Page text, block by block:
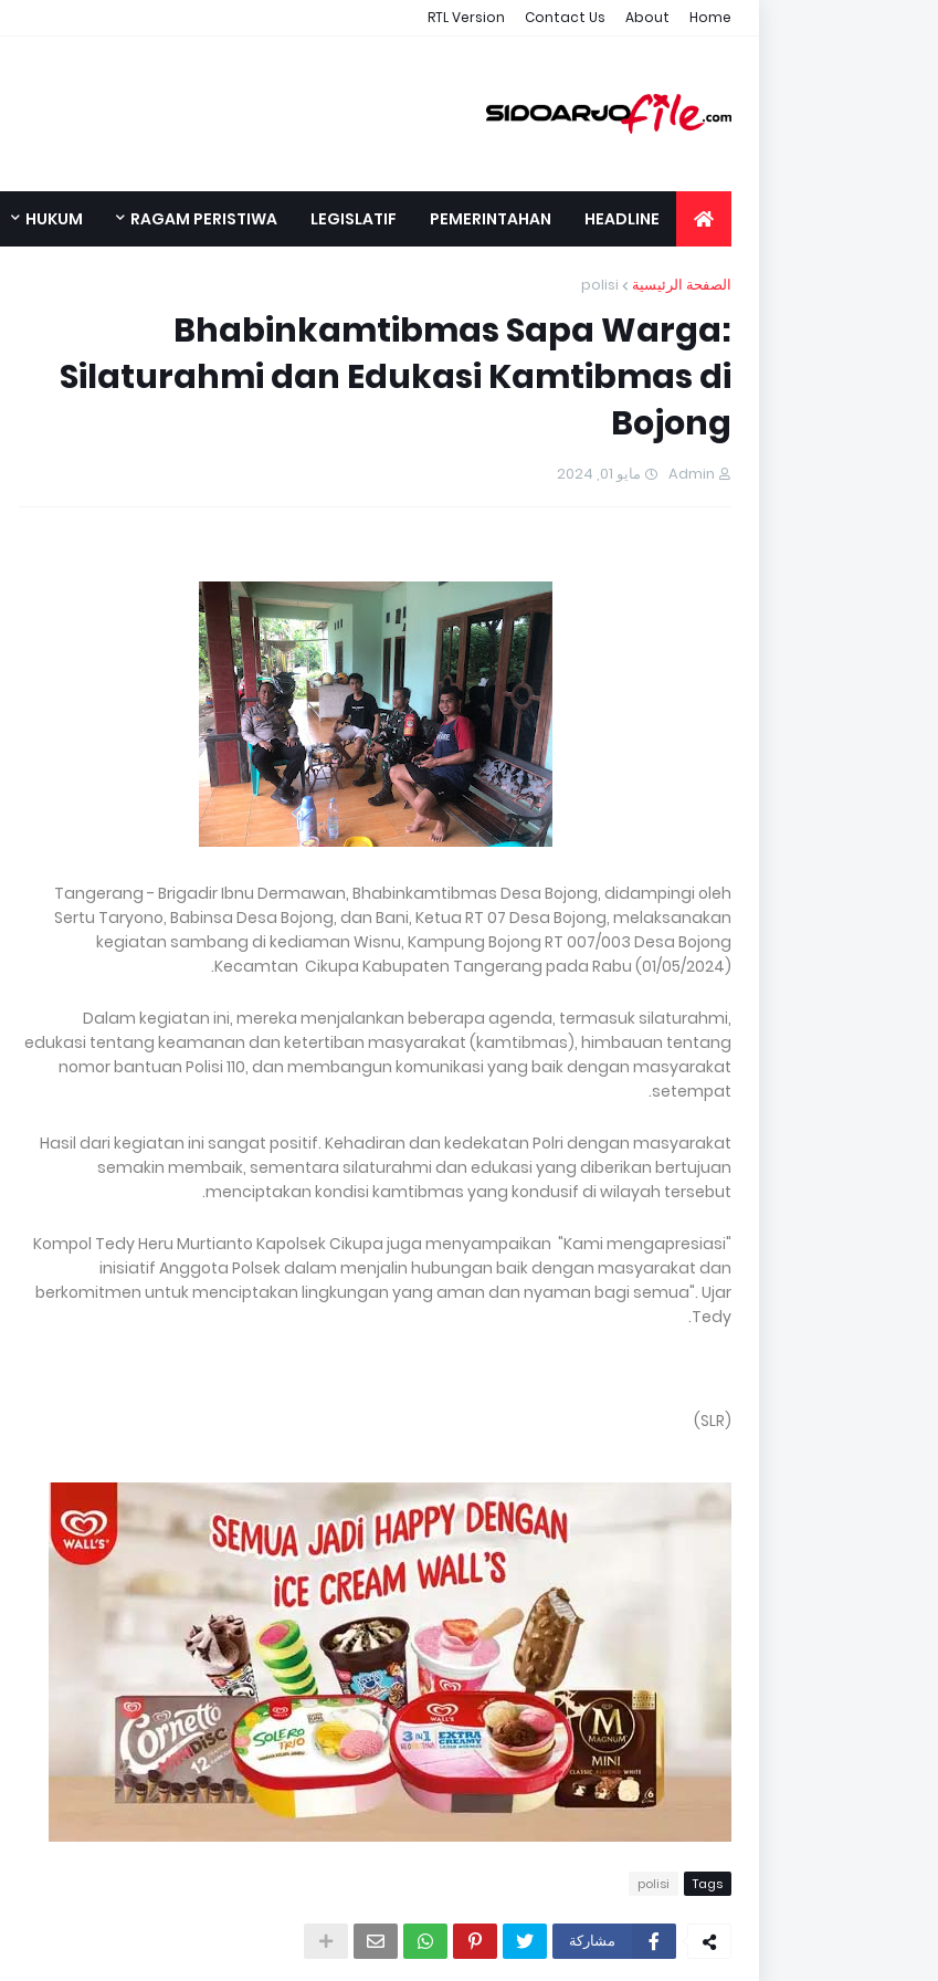
Home
About
Contact Us
RTL Version
HEADLINE
PEMERINTAHAN
LEGISLATIF
RAGAM PERISTIWA
HUKUM
الصفحة الرئيسية polisi
Bhabinkamtibmas Sapa Warga:
Silaturahmi dan Edukasi Kamtibmas di
Bojong
Admin مايو 01, 2024
Tangerang - Brigadir Ibnu Dermawan, Bhabinkamtibmas Desa Bojong, didampingi oleh
Sertu Taryono, Babinsa Desa Bojong, dan Bani, Ketua RT 07 Desa Bojong, melaksanakan
kegiatan sambang di kediaman Wisnu, Kampung Bojong RT 007/003 Desa Bojong
Kecamtan Cikupa Kabupaten Tangerang pada Rabu (01/05/2024).
Dalam kegiatan ini, mereka menjalankan beberapa agenda, termasuk silaturahmi,
edukasi tentang keamanan dan ketertiban masyarakat (kamtibmas), himbauan tentang
nomor bantuan Polisi 110, dan membangun komunikasi yang baik dengan masyarakat
setempat.
Hasil dari kegiatan ini sangat positif. Kehadiran dan kedekatan Polri dengan masyarakat
semakin membaik, sementara silaturahmi dan edukasi yang diberikan bertujuan
menciptakan kondisi kamtibmas yang kondusif di wilayah tersebut.
"Kompol Tedy Heru Murtianto Kapolsek Cikupa juga menyampaikan "Kami mengapresiasi
inisiatif Anggota Polsek dalam menjalin hubungan baik dengan masyarakat dan
berkomitmen untuk menciptakan lingkungan yang aman dan nyaman bagi semua". Ujar
Tedy.
(SLR)
Tags
polisi
مشاركة